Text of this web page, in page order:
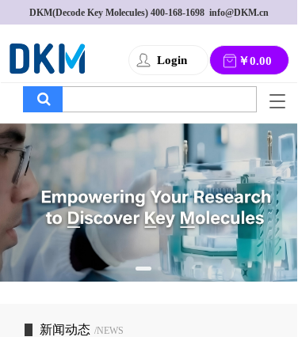
DKM(Decode Key Molecules) 400-168-1698
  info@DKM.cn
Login ￥0.00
T
g
l
e
n
a
v
i
g
a
新闻动态 /NEWS